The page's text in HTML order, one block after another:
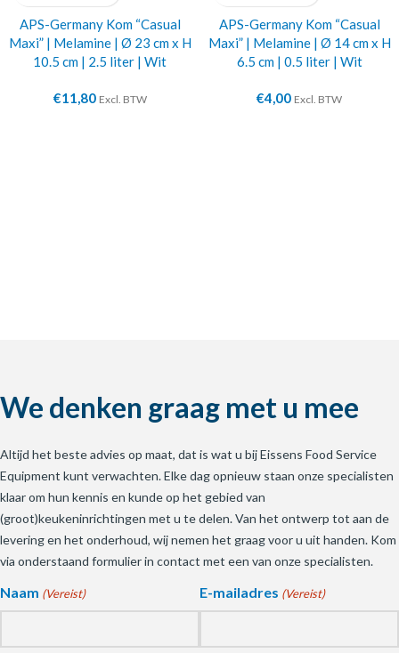
APS-Germany Kom “Casual
Maxi” | Melamine | Ø 23 cm x H
10.5 cm | 2.5 liter | Wit
€11,80 Excl. BTW
APS-Germany Kom “Casual
Maxi” | Melamine | Ø 14 cm x H
6.5 cm | 0.5 liter | Wit
€4,00 Excl. BTW
We denken graag met u mee
Altijd het beste advies op maat, dat is wat u bij Eissens Food Service
Equipment kunt verwachten. Elke dag opnieuw staan onze specialisten
klaar om hun kennis en kunde op het gebied van
(groot)keukeninrichtingen met u te delen. Van het ontwerp tot aan de
levering en het onderhoud, wij nemen het graag voor u uit handen. Kom
via onderstaand formulier in contact met een van onze specialisten.
Naam (Vereist) E-mailadres (Vereist)